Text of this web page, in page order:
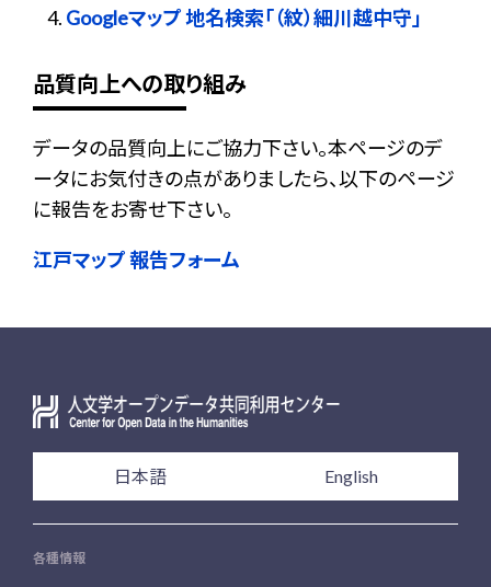
Googleマップ 地名検索「（紋）細川越中守」
品質向上への取り組み
データの品質向上にご協力下さい。本ページのデ
ータにお気付きの点がありましたら、以下のページ
に報告をお寄せ下さい。
江戸マップ 報告フォーム
日本語 English
各種情報